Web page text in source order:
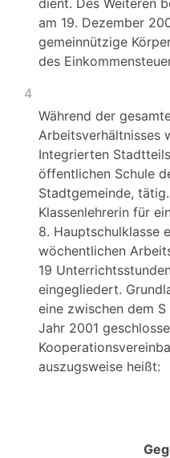
dient. Des Weiteren
am 19. Dezember
gemeinnützige
des
4
Während der
Arbeitsverhältnisses
Integrierten
öffentlichen Schule
Stadtgemeinde,
Klassenlehrerin für
8. Hauptschulklasse
wöchentlichen
19
eingegliedert.
eine zwischen dem
Jahr 2001
auszugsweise heißt: